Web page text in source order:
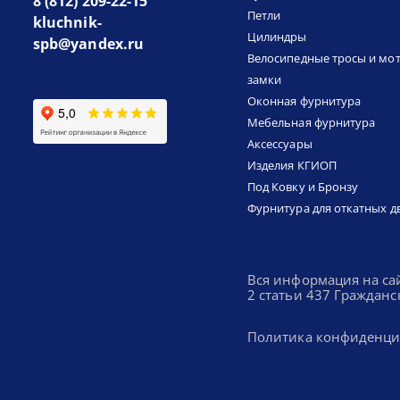
kluchnik-
spb@yandex.ru
Петли
Цилиндры
Велосипедные тросы и
замки
Оконная фурнитура
Мебельная фурнитура
Аксессуары
Изделия КГИОП
Под Ковку и Бронзу
Фурнитура для откатных
Вся информация на
2 статьи 437
Политика